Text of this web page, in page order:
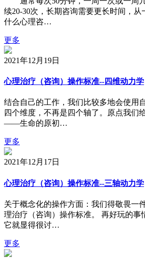
续20-30次，长期咨询需要更长时间
什么心理咨…
更多
2021年12月19日
心理治疗（咨询）操作标准--四维动力学
结合自己的工作，我们比较多地会使用
四个维度，不再是四个轴了。原点我们
——生命的原初…
更多
2021年12月17日
心理治疗（咨询）操作标准--三轴动力学
关于概念化的操作方面：我们得敬畏一
理治疗（咨询）操作标准。 再好玩的事
它就显得很讨…
更多